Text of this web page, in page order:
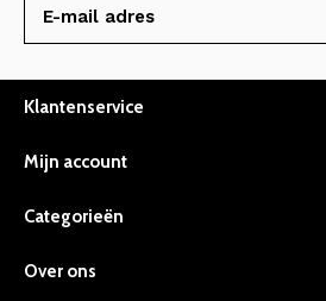
Klantenservice
Mijn account
Categorieën
Over ons